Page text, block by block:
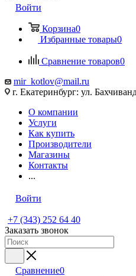
Войти
Корзина0
Избранные товары0
Сравнение товаров0
mir_kotlov@mail.ru
г. Екатеринбург: ул.
О компании
Услуги
Как купить
Производители
Магазины
Контакты
...
Войти
+7 (343) 252 64 40
Заказать звонок
Сравнение0